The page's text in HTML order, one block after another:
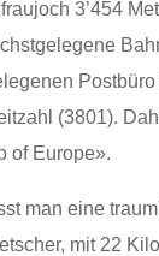
3’454
(3801).
of Europe».
man eine
mit 22